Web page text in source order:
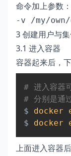
命令加上参数：
-v /my/
3 创建用户与
3.1 进入容器
容器起来后，
# 进入容器
# 分别是通
$ docker
$ docker
上面进入容器